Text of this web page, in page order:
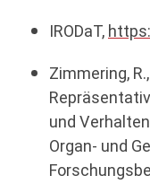
IRODaT,
Zimmering,
und
Organ- und